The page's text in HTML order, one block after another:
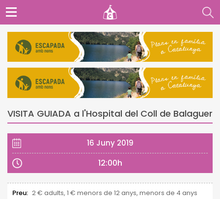
VISITA GUIADA a l'Hospital del Coll de Balaguer
16 Juny 2019
12:00h
Preu: 2 € adults, 1 € menors de 12 anys, menors de 4 anys